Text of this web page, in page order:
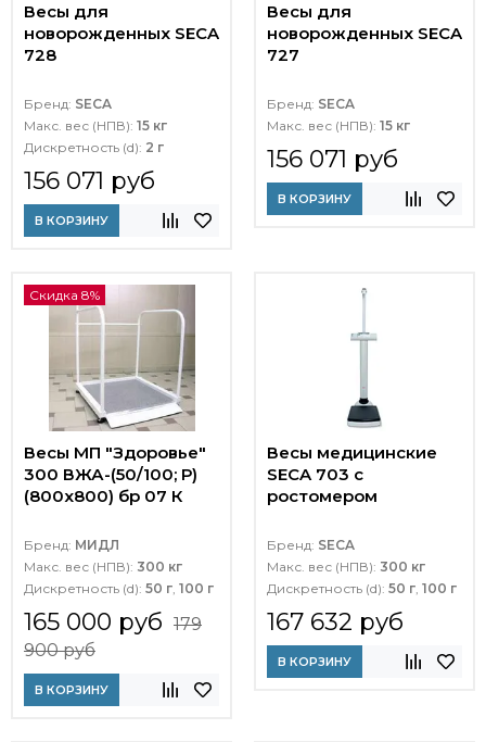
Весы для
новорожденных SECA
728
Бренд: SECA
Макс. вес (НПВ): 15 кг
Дискретность (d): 2 г
156 071 руб
В КОРЗИНУ
Весы для
новорожденных SECA
727
Бренд: SECA
Макс. вес (НПВ): 15 кг
156 071 руб
В КОРЗИНУ
Скидка 8%
Весы МП "Здоровье"
300 ВЖА-(50/100; Р)
(800х800) бр 07 К
Бренд: МИДЛ
Макс. вес (НПВ): 300 кг
Дискретность (d): 50 г, 100 г
165 000 руб 179
900 руб
В КОРЗИНУ
Весы медицинские
SECA 703 с
ростомером
Бренд: SECA
Макс. вес (НПВ): 300 кг
Дискретность (d): 50 г, 100 г
167 632 руб
В КОРЗИНУ